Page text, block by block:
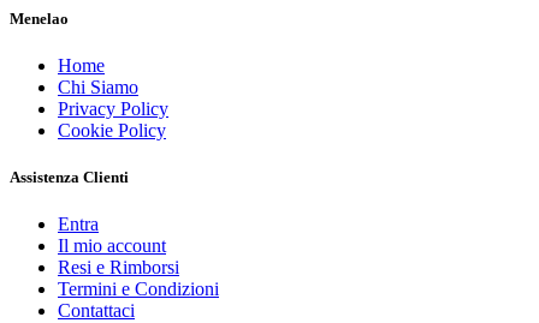
Menelao
Home
Chi Siamo
Privacy Policy
Cookie Policy
Assistenza Clienti
Entra
Il mio account
Resi e Rimborsi
Termini e Condizioni
Contattaci